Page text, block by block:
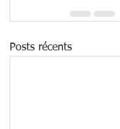
Posts récents